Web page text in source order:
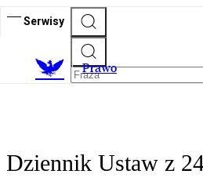
Serwisy
Prawo
Dziennik Ustaw z